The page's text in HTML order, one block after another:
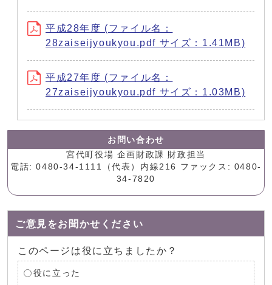
平成28年度 (ファイル名：
28zaiseijyoukyou.pdf サイズ：1.41MB)
平成27年度 (ファイル名：
27zaiseijyoukyou.pdf サイズ：1.03MB)
お問い合わせ
宮代町役場 企画財政課 財政担当
電話: 0480-34-1111（代表）内線216 ファックス: 0480-
34-7820
ご意見をお聞かせください
このページは役に立ちましたか？
役に立った